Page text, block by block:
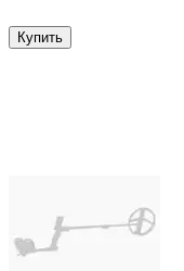
Купить